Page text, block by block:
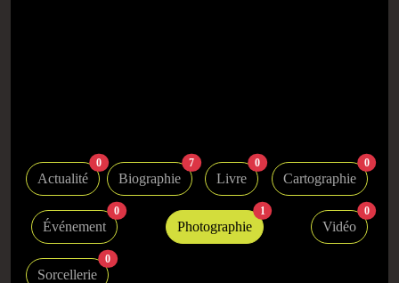
Actualité
0
Biographie
7
Livre
0
Cartographie
0
Événement
0
Photographie
1
Vidéo
0
Sorcellerie
0